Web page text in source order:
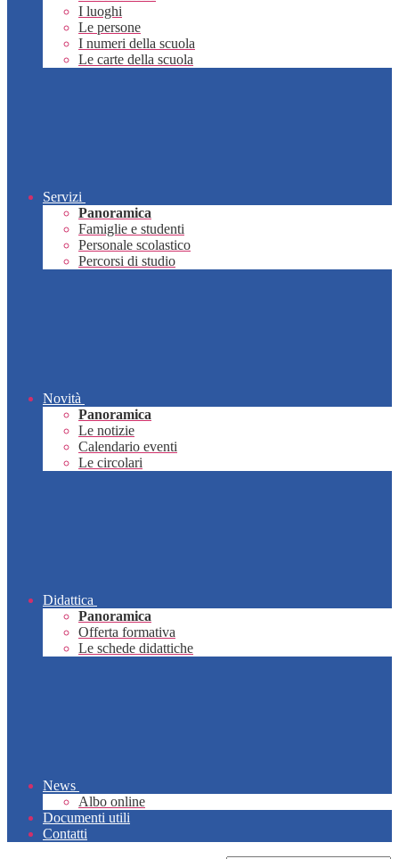
I luoghi
Le persone
I numeri della scuola
Le carte della scuola
Servizi
Panoramica
Famiglie e studenti
Personale scolastico
Percorsi di studio
Novità
Panoramica
Le notizie
Calendario eventi
Le circolari
Didattica
Panoramica
Offerta formativa
Le schede didattiche
News
Albo online
Documenti utili
Contatti